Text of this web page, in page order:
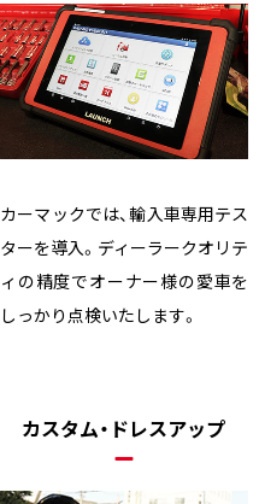
カーマックでは、輸入車専用テス
ターを導入。ディーラークオリテ
ィの精度でオーナー様の愛車を
しっかり点検いたします。
カスタム・ドレスアップ